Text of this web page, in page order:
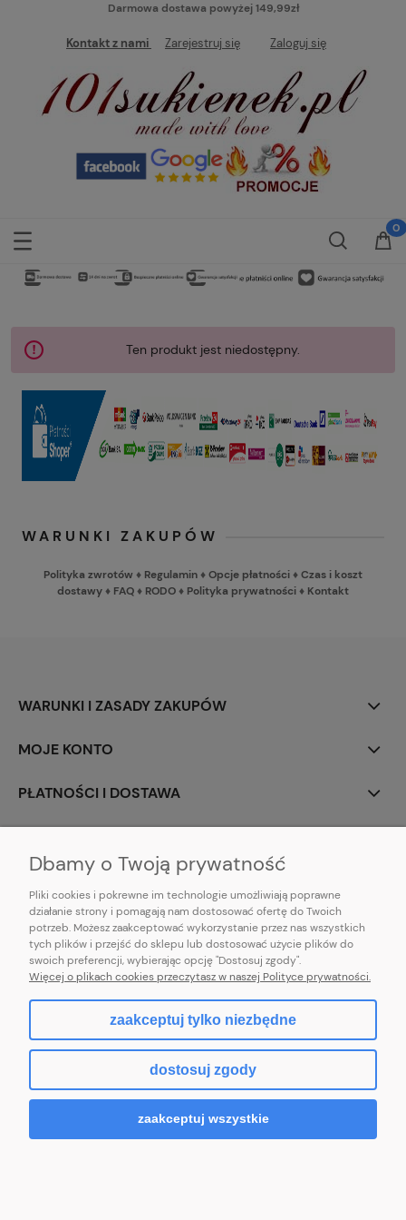
Darmowa dostawa powyżej 149,99zł
Kontakt z nami Zarejestruj się Zaloguj się
Ten produkt jest niedostępny.
WARUNKI ZAKUPÓW
Polityka zwrotów ♦ Regulamin♦Opcje płatności♦Czas i koszt
dostawy♦ FAQ♦ RODO♦ Polityka prywatności♦ Kontakt
WARUNKI I ZASADY ZAKUPÓW
MOJE KONTO
PŁATNOŚCI I DOSTAWA
E-mail:pl101sukienek@gmail.com
101sukienek.pl
ul. Piotrkowska 317/11, Łódź 93-035, woj. łódzkie
pokaż pełną wersję strony
Sklep internetowy Shoper.pl
Dbamy o Twoją prywatność
Pliki cookies i pokrewne im technologie umożliwiają poprawne
działanie strony i pomagają nam dostosować ofertę do Twoich
potrzeb. Możesz zaakceptować wykorzystanie przez nas wszystkich
tych plików i przejść do sklepu lub dostosować użycie plików do
swoich preferencji, wybierając opcję "Dostosuj zgody".
Więcej o plikach cookies przeczytasz w naszej Polityce prywatności.
zaakceptuj tylko niezbędne
dostosuj zgody
zaakceptuj wszystkie